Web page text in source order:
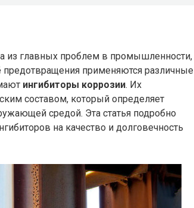
из главных проблем в промышленности,
предотвращения применяются различные
ингибиторы коррозии. Их
составом, который определяет
средой. Эта статья подробно
на качество и долговечность